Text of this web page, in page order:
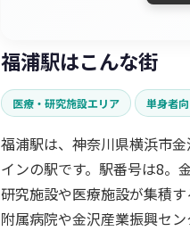
福浦駅はこんな街
医療・研究施設エリア 単身者
福浦駅は、神奈川県横浜市
インの駅です。駅番号は8。
研究施設や医療施設が集積
附属病院や金沢産業振興セ